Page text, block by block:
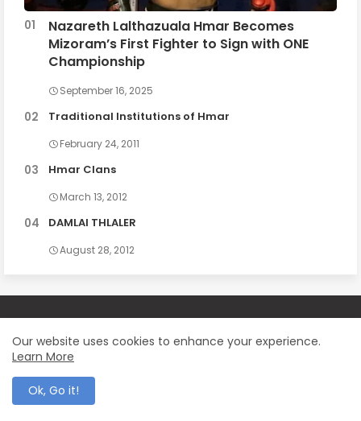
Nazareth Lalthazuala Hmar Becomes
Mizoram’s First Fighter to Sign with ONE
Championship
September 16, 2025
Traditional Institutions of Hmar
February 24, 2011
Hmar Clans
March 13, 2012
DAMLAI THLALER
August 28, 2012
A digital news platform and an independent news network
dedicated to serving the Hmar community. Recognized as an
influential source of news and information for the broader
Our website uses cookies to enhance your experience.
Learn More
Ok, Go it!